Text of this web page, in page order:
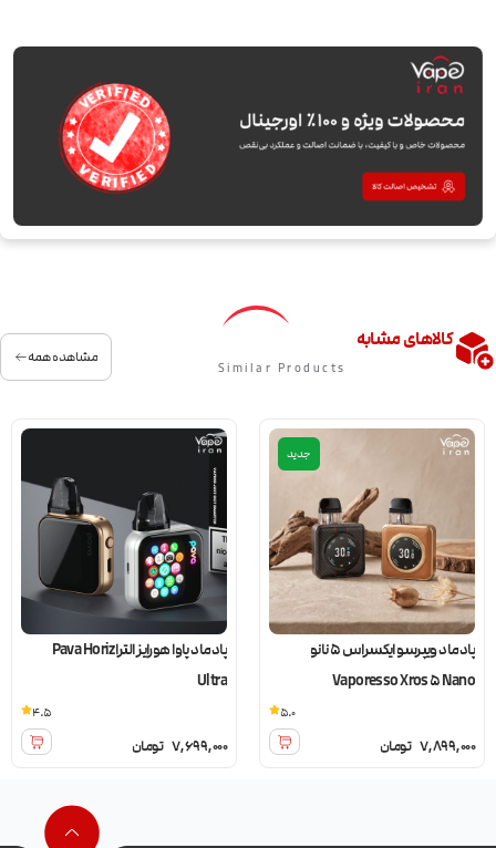
کالاهای مشابه
Similar Products
مشاهده همه
جدید
پادماد ویپرسو ایکسراس 5 نانو
Vaporesso Xros 5 Nano
7,899,000 تومان
5.0
پادماد پاوا هورایز الترا Pava Horiz
Ultra
7,699,000 تومان
4.5